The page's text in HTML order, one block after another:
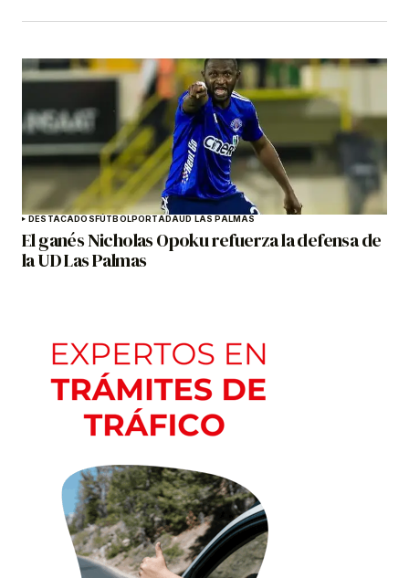
DESTACADOSFÚTBOLPORTADAUD LAS PALMAS
El ganés Nicholas Opoku refuerza la defensa de
la UD Las Palmas